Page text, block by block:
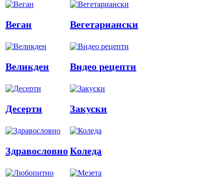
Веган Вегетариански
Великден Видео рецепти
Десерти Закуски
ЗдравословноКоледа